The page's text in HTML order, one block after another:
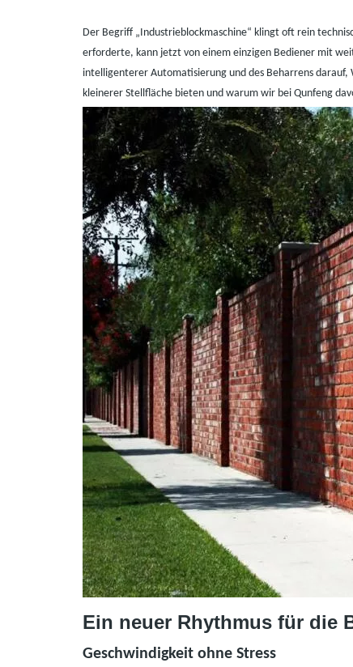
Der Begriff „Industrieblockmaschine“ klingt oft rein
erforderte, kann jetzt von einem einzigen Bediener mit
intelligenterer Automatisierung und des Beharrens
kleinerer Stellfläche bieten und warum wir bei Qunfeng
Ein neuer Rhythmus für die
Geschwindigkeit ohne Stress